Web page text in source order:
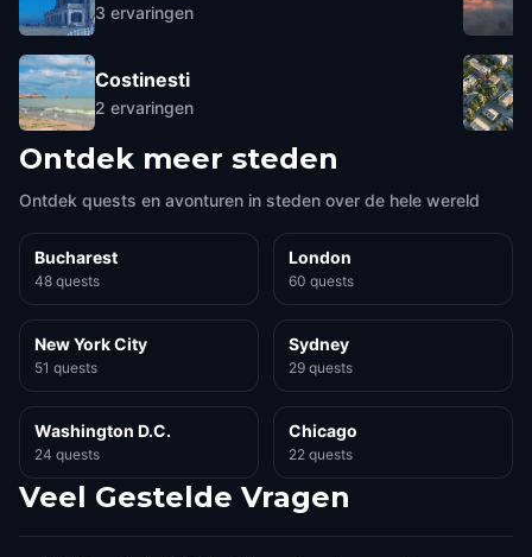
3 ervaringen
Costinesti
2 ervaringen
Ontdek meer steden
Ontdek quests en avonturen in steden over de hele wereld
Bucharest
48 quests
London
60 quests
New York City
51 quests
Sydney
29 quests
Washington D.C.
24 quests
Chicago
22 quests
Veel Gestelde Vragen